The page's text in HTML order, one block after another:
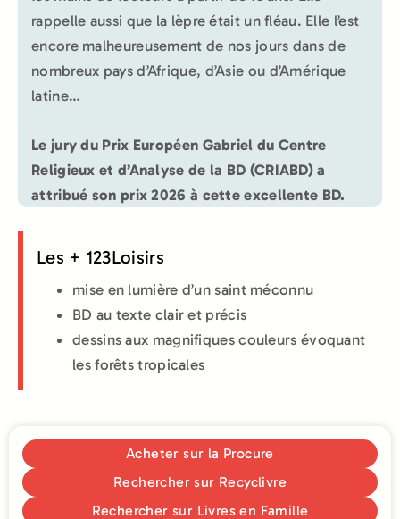
rappelle aussi que la lèpre était un fléau. Elle l’est
encore malheureusement de nos jours dans de
nombreux pays d’Afrique, d’Asie ou d’Amérique
latine…
Le jury du Prix Européen Gabriel du Centre
Religieux et d’Analyse de la BD (CRIABD) a
attribué son prix 2026 à cette excellente BD.
Les + 123Loisirs
mise en lumière d’un saint méconnu
BD au texte clair et précis
dessins aux magnifiques couleurs évoquant
les forêts tropicales
Acheter sur la Procure
Rechercher sur Recyclivre
Rechercher sur Livres en Famille